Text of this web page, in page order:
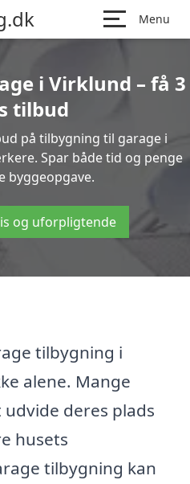
Menu
i Virklund – få 3
tilbud
på tilbygning til garage i
Spar både tid og penge
byggeopgave.
og uforpligtende
tilbygning i
alene. Mange
deres plads
husets
tilbygning kan